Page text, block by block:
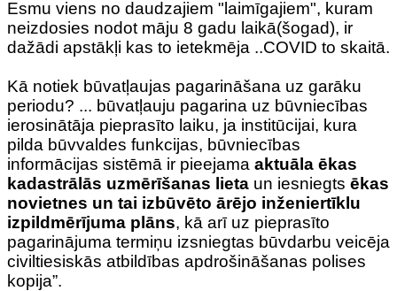
Esmu viens no daudzajiem "laimīgajiem", kuram
neizdosies nodot māju 8 gadu laikā(šogad), ir
dažādi apstākļi kas to ietekmēja ..COVID to skaitā.
Kā notiek būvatļaujas pagarināšana uz garāku
periodu? ... būvatļauju pagarina uz būvniecības
ierosinātāja pieprasīto laiku, ja institūcijai, kura
pilda būvvaldes funkcijas, būvniecības
informācijas sistēmā ir pieejama aktuāla ēkas
kadastrālās uzmērīšanas lieta un iesniegts ēkas
novietnes un tai izbūvēto ārējo inženiertīklu
izpildmērījuma plāns, kā arī uz pieprasīto
pagarinājuma termiņu izsniegtas būvdarbu veicēja
civiltiesiskās atbildības apdrošināšanas polises
kopija”.